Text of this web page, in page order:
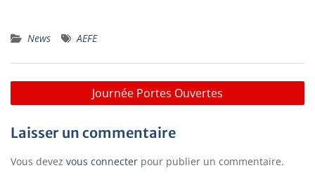
News AEFE
Journée Portes Ouvertes
Laisser un commentaire
Vous devez vous connecter pour publier un commentaire.